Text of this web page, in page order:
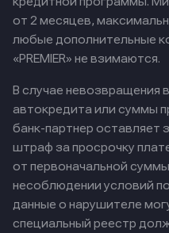
от 2 месяцев,
любые дополнительные
«PREMIER» не взимаются.
В случае невозвращения
автокредита или суммы
банк-партнер оставляет
штраф за просрочку
от первоначальной
несоблюдении условий
данные о нарушителе
специальный реестр